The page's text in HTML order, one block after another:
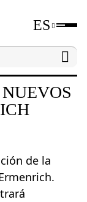
ES
40 nuevos
de la